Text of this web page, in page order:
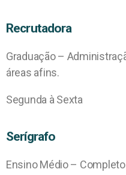
Recrutadora
Graduação –
áreas afins.
Segunda à Sexta
Serígrafo
Ensino Médio – Completo